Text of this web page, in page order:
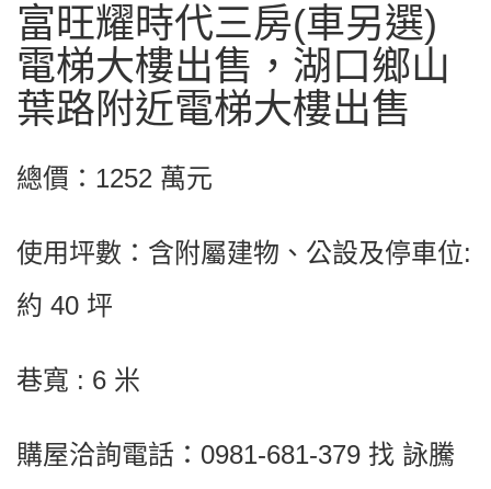
富旺耀時代三房(車另選)
電梯大樓出售，湖口鄉山
葉路附近電梯大樓出售
總價：1252 萬元
使用坪數：含附屬建物、公設及停車位:
約 40 坪
巷寬 : 6 米
購屋洽詢電話：0981-681-379 找 詠騰